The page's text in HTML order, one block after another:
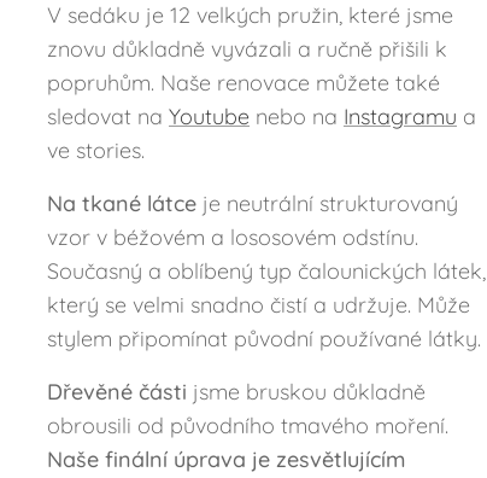
V sedáku je 12 velkých pružin, které jsme
znovu důkladně vyvázali a ručně přišili k
popruhům. Naše renovace můžete také
sledovat na Youtube nebo na Instagramu a
ve stories.
Na tkané látce je neutrální strukturovaný
vzor v béžovém a lososovém odstínu.
Současný a oblíbený typ čalounických látek,
který se velmi snadno čistí a udržuje. Může
stylem připomínat původní používané látky.
Dřevěné části jsme bruskou důkladně
obrousili od původního tmavého moření.
Naše finální úprava je zesvětlujícím